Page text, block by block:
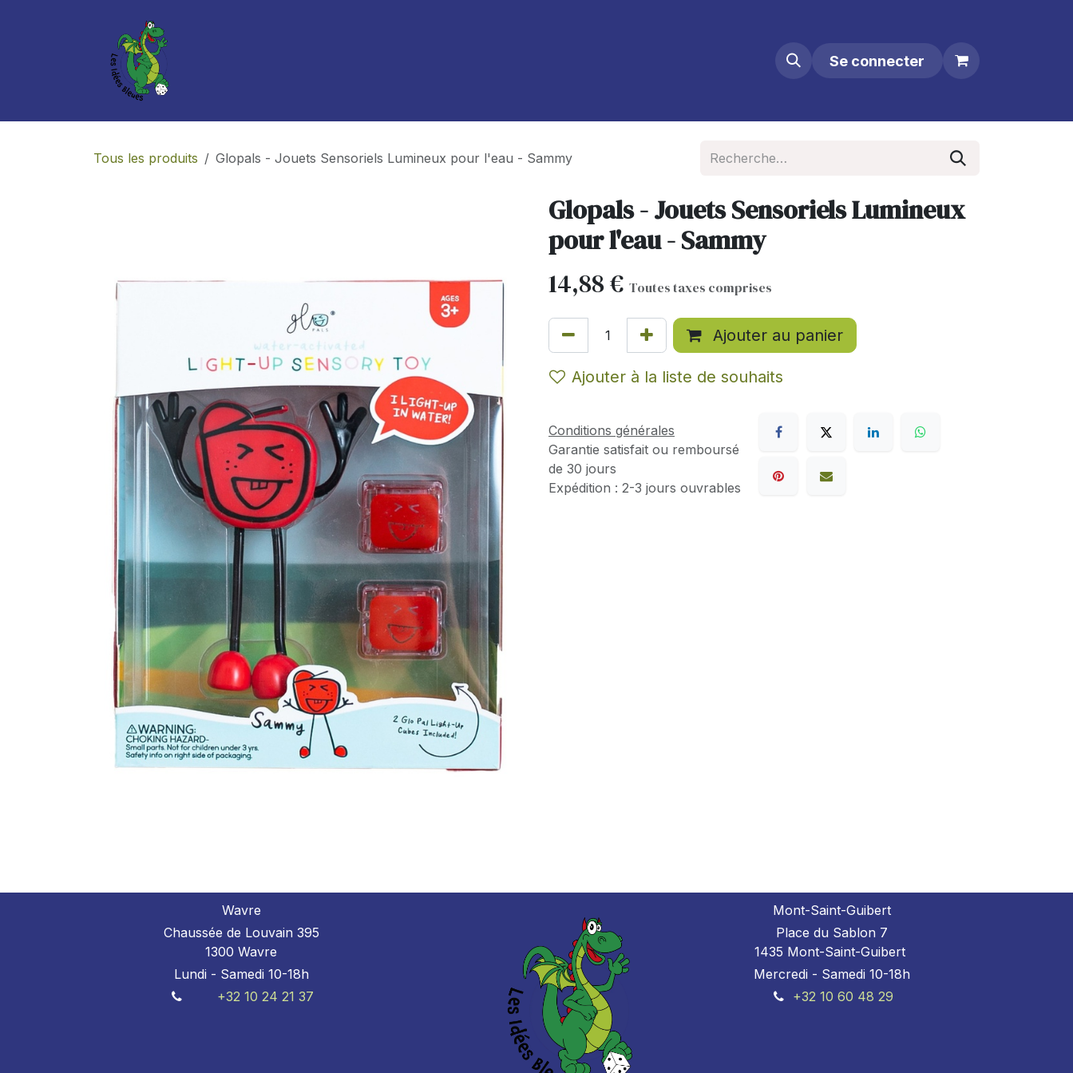
Se connecter
Tous les produits Glopals - Jouets Sensoriels Lumineux pour l'eau - Sammy
Glopals - Jouets Sensoriels Lumineux
pour l'eau - Sammy
14,88€ Toutes taxes comprises
Ajouter au panier
Ajouter à la liste de souhaits
Conditions générales
Garantie satisfait ou remboursé
de 30 jours
Expédition : 2-3 jours ouvrables
Wavre
Chaussée de Louvain 395
1300 Wavre
Lundi - Samedi 10-18h
+32 10 24 21 37
Mont-Saint-Guibert
Place du Sablon 7
1435 Mont-Saint-Guibert
Mercredi - Samedi 10-18h
+32 10 60 48 29